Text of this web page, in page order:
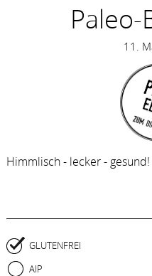
Paleo-
11.
Himmlisch - lecker - gesund!
GLUTENFREI
AIP